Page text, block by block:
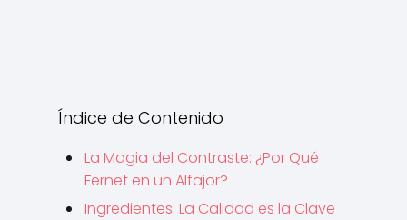
Índice de Contenido
La Magia del Contraste: ¿Por Qué
Fernet en un Alfajor?
Ingredientes: La Calidad es la Clave